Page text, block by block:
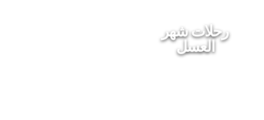
رحلات شهر
العسل